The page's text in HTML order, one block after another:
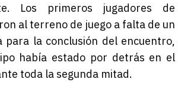
Los primeros jugadores de
al terreno de juego a falta de un
para la conclusión del encuentro,
había estado por detrás en el
toda la segunda mitad.